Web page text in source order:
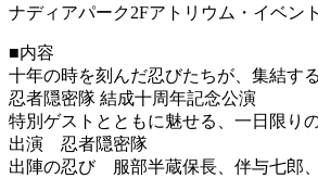
ナディアパーク2Fアトリウム・イベン
■内容
十年の時を刻んだ忍びたちが、集結する
忍者隠密隊 結成十周年記念公演
特別ゲストとともに魅せる、一日限りの
出演 忍者隠密隊
出陣の忍び 服部半蔵保長、伴与七郎